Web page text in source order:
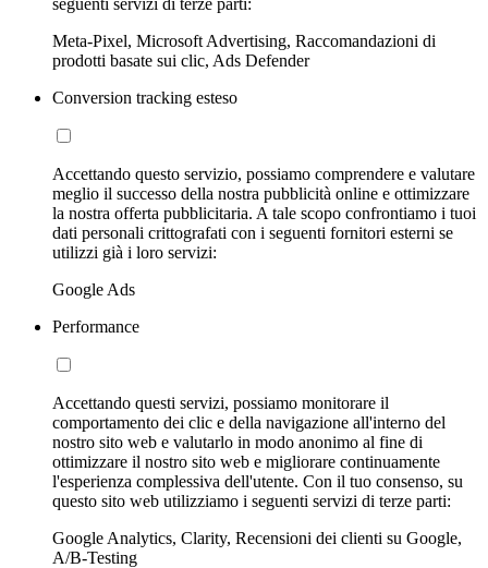
Meta-Pixel, Microsoft Advertising, Raccomandazioni di
prodotti basate sui clic, Ads Defender
Conversion tracking esteso
Accettando questo servizio, possiamo comprendere e valutare
meglio il successo della nostra pubblicità online e ottimizzare
la nostra offerta pubblicitaria. A tale scopo confrontiamo i tuoi
dati personali crittografati con i seguenti fornitori esterni se
utilizzi già i loro servizi:
Google Ads
Performance
Accettando questi servizi, possiamo monitorare il
comportamento dei clic e della navigazione all'interno del
nostro sito web e valutarlo in modo anonimo al fine di
ottimizzare il nostro sito web e migliorare continuamente
l'esperienza complessiva dell'utente. Con il tuo consenso, su
questo sito web utilizziamo i seguenti servizi di terze parti:
Google Analytics, Clarity, Recensioni dei clienti su Google,
A/B-Testing